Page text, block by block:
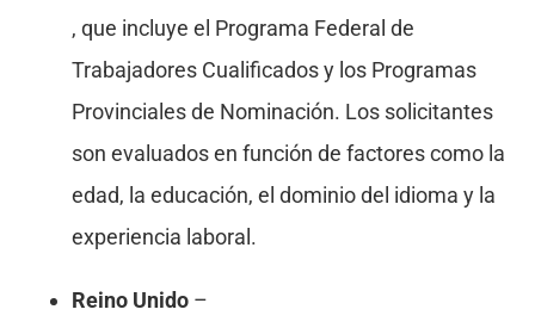
, que incluye el Programa Federal de
Trabajadores Cualificados y los Programas
Provinciales de Nominación. Los solicitantes
son evaluados en función de factores como la
edad, la educación, el dominio del idioma y la
experiencia laboral.
Reino Unido –